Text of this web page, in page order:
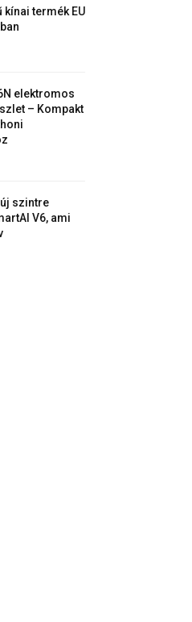
kínai termék EU
elektromos
– Kompakt
szintre
V6, ami